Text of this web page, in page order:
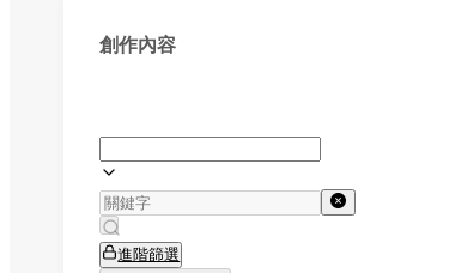
創作內容
進階篩選